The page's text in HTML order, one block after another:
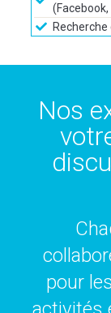
Nos
pour